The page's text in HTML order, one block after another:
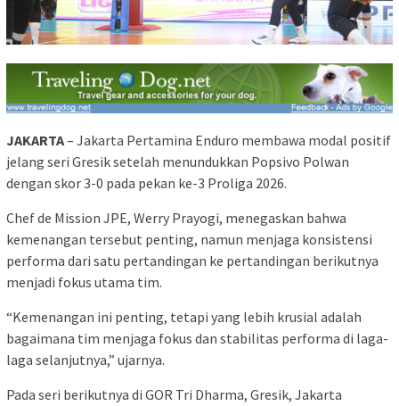
JAKARTA– Jakarta Pertamina Enduro membawa modal positif
jelang seri Gresik setelah menundukkan Popsivo Polwan
dengan skor 3-0 pada pekan ke-3 Proliga 2026.
Chef de Mission JPE, Werry Prayogi, menegaskan bahwa
kemenangan tersebut penting, namun menjaga konsistensi
performa dari satu pertandingan ke pertandingan berikutnya
menjadi fokus utama tim.
“Kemenangan ini penting, tetapi yang lebih krusial adalah
bagaimana tim menjaga fokus dan stabilitas performa di laga-
laga selanjutnya,” ujarnya.
Pada seri berikutnya di GOR Tri Dharma, Gresik, Jakarta